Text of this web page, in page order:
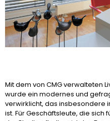
Mit dem von CMG verwalteten
wurde ein modernes und
verwirklicht, das insbesondere
ist. Für Geschäftsleute, die